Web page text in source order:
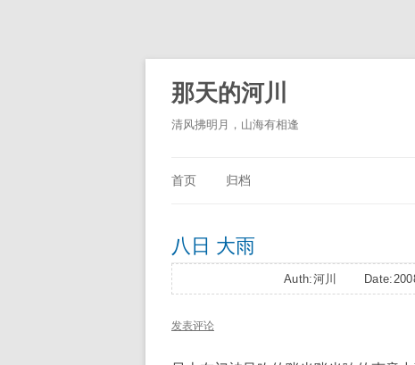
那天的河川
清风拂明月，山海有相逢
首页 归档
八日 大雨
Auth:河川
发表评论